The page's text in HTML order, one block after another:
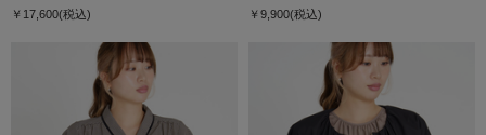
￥17,600(税込) ￥9,900(税込)